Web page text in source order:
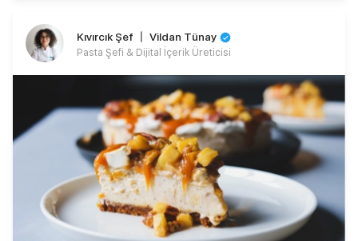
Kıvırcık Şef 〡 Vildan Tünay
Pasta Şefi & Dijital İçerik Üreticisi